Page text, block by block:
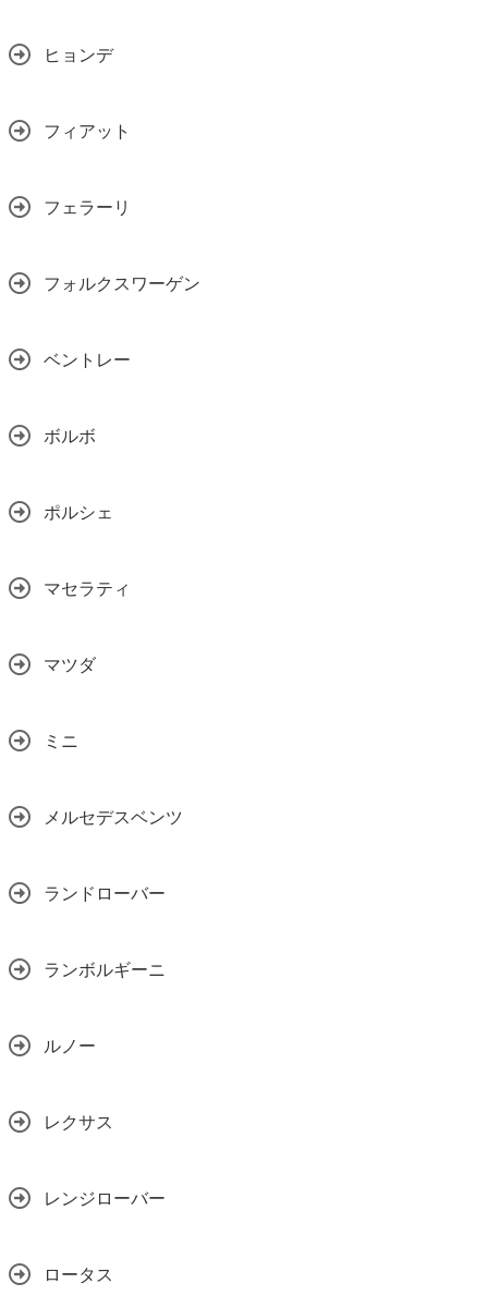
ヒョンデ
フィアット
フェラーリ
フォルクスワーゲン
ベントレー
ボルボ
ポルシェ
マセラティ
マツダ
ミニ
メルセデスベンツ
ランドローバー
ランボルギーニ
ルノー
レクサス
レンジローバー
ロータス